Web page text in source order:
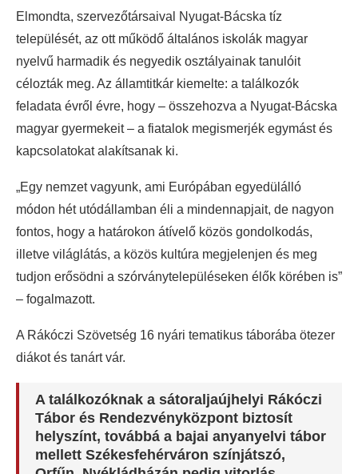
Elmondta, szervezőtársaival Nyugat-Bácska tíz
települését, az ott működő általános iskolák magyar
nyelvű harmadik és negyedik osztályainak tanulóit
célozták meg. Az államtitkár kiemelte: a találkozók
feladata évről évre, hogy – összehozva a Nyugat-Bácska
magyar gyermekeit – a fiatalok megismerjék egymást és
kapcsolatokat alakítsanak ki.
„Egy nemzet vagyunk, ami Európában egyedülálló
módon hét utódállamban éli a mindennapjait, de nagyon
fontos, hogy a határokon átívelő közös gondolkodás,
illetve világlátás, a közös kultúra megjelenjen és meg
tudjon erősödni a szórványtelepüléseken élők körében is”
– fogalmazott.
A Rákóczi Szövetség 16 nyári tematikus táborába ötezer
diákot és tanárt vár.
A találkozóknak a sátoraljaújhelyi Rákóczi
Tábor és Rendezvényközpont biztosít
helyszínt, továbbá a bajai anyanyelvi tábor
mellett Székesfehérváron színjátszó,